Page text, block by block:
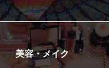
美容・メイク